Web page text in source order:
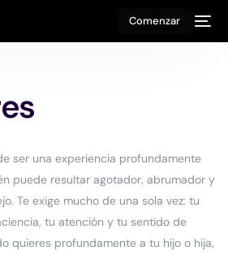
Comenzar
ser una experiencia profundamente
puede resultar agotador, abrumador y
Te exige mucho de una sola vez: tu
tu atención y tu sentido de
quieres profundamente a tu hijo o hija,